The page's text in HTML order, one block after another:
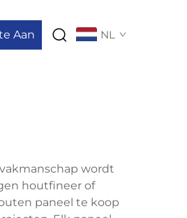
Aan NL
wordt
houtfineer of
paneel te koop